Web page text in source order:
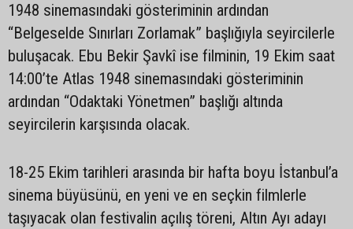
1948 sinemasındaki gösteriminin ardından
“Belgeselde Sınırları Zorlamak” başlığıyla seyircilerle
buluşacak. Ebu Bekir Şavkî ise filminin, 19 Ekim saat
14:00’te Atlas 1948 sinemasındaki gösteriminin
ardından “Odaktaki Yönetmen” başlığı altında
seyircilerin karşısında olacak.
18-25 Ekim tarihleri arasında bir hafta boyu İstanbul’a
sinema büyüsünü, en yeni ve en seçkin filmlerle
taşıyacak olan festivalin açılış töreni, Altın Ayı adayı